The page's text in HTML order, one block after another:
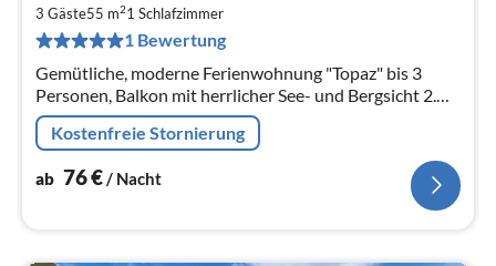
3 Gäste55 m21 Schlafzimmer
1 Bewertung
Gemütliche, moderne Ferienwohnung "Topaz" bis 3
Personen, Balkon mit herrlicher See- und Bergsicht 2.
OG, ca. 55 qm, Hanglage 1 Stellplatz Fahrradgarage
kostenlos WLAN
Kostenfreie Stornierung
ab 76€ / Nacht